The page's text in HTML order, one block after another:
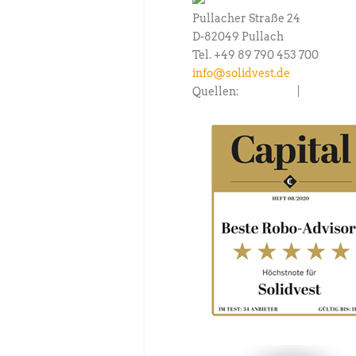
Pullacher Straße 24
D-82049 Pullach
Tel. +49 89 790 453 700
info@solidvest.de
Quellen: